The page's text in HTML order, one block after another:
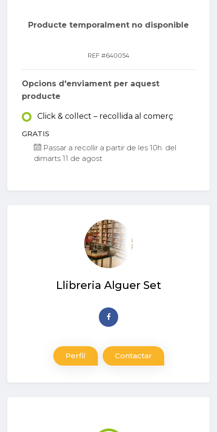
Producte temporalment no disponible
REF #640054
Opcions d'enviament per aquest
producte
Click & collect – recollida al comerç
GRATIS
Passar a recollir a partir de les 10h. del
dimarts 11 de agost
Llibreria Alguer Set
Perfil Contactar